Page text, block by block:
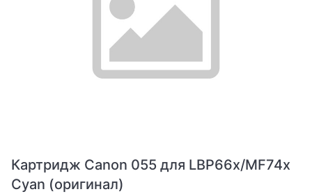
Картридж Canon 055 для LBP66x/MF74x
Cyan (оригинал)